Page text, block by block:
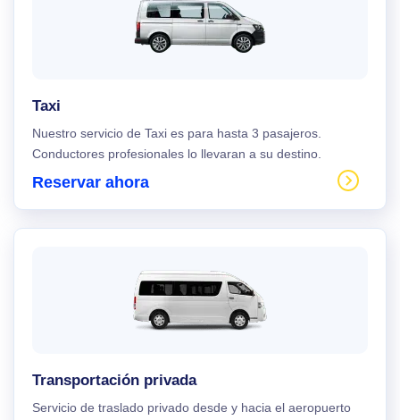
Taxi
Nuestro servicio de Taxi es para hasta 3 pasajeros.
Conductores profesionales lo llevaran a su destino.
Reservar ahora
Transportación privada
Servicio de traslado privado desde y hacia el aeropuerto